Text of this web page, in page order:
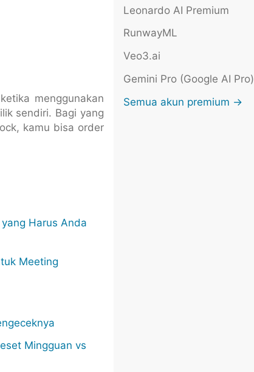
menggunakan
sendiri. Bagi yang
kamu bisa order
Harus Anda
Meeting
Mingguan vs
Leonardo AI Premium
RunwayML
Veo3.ai
Gemini Pro (Google AI Pro)
Semua akun premium →